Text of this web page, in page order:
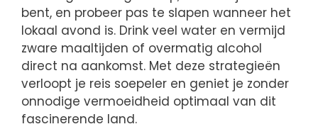
bent, en probeer pas te slapen wanneer het
lokaal avond is. Drink veel water en vermijd
zware maaltijden of overmatig alcohol
direct na aankomst. Met deze strategieën
verloopt je reis soepeler en geniet je zonder
onnodige vermoeidheid optimaal van dit
fascinerende land.